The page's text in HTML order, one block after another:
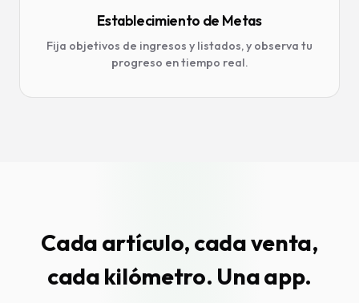
Establecimiento de Metas
Fija objetivos de ingresos y listados, y observa tu
progreso en tiempo real.
Cada artículo, cada venta,
cada kilómetro. Una app.